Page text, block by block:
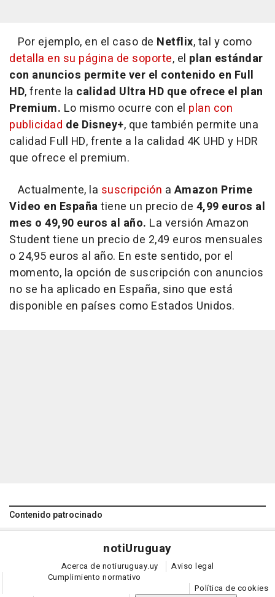
Por ejemplo, en el caso de Netflix, tal y como
detalla en su página de soporte, el plan estándar
con anuncios permite ver el contenido en Full
HD, frente la calidad Ultra HD que ofrece el plan
Premium. Lo mismo ocurre con el plan con
publicidad de Disney+, que también permite una
calidad Full HD, frente a la calidad 4K UHD y HDR
que ofrece el premium.
Actualmente, la suscripción a Amazon Prime
Video en Españatiene un precio de 4,99 euros al
mes o 49,90 euros al año. La versión Amazon
Student tiene un precio de 2,49 euros mensuales
o 24,95 euros al año. En este sentido, por el
momento, la opción de suscripción con anuncios
no se ha aplicado en España, sino que está
disponible en países como Estados Unidos.
Contenido patrocinado
notiUruguay
Acerca de notiuruguay.uy
Aviso legal
Cumplimiento normativo
Política de cookies